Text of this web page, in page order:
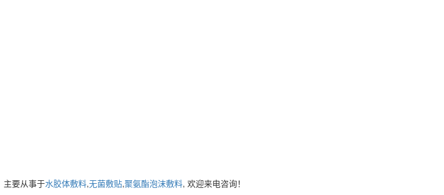
主要从事于水胶体敷料,无菌敷贴,聚氨酯泡沫敷料, 欢迎来电咨询！